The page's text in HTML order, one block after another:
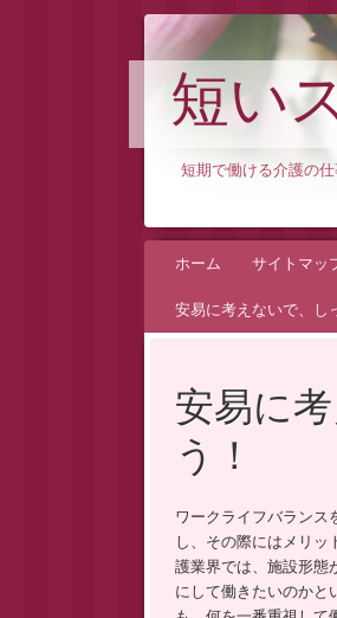
短い
短期で働ける介護の
ホーム サイトマッ
安易に考えないで、し
安易に
う！
ワークライフバランス
し、その際にはメリッ
護業界では、施設形態
にして働きたいのかと